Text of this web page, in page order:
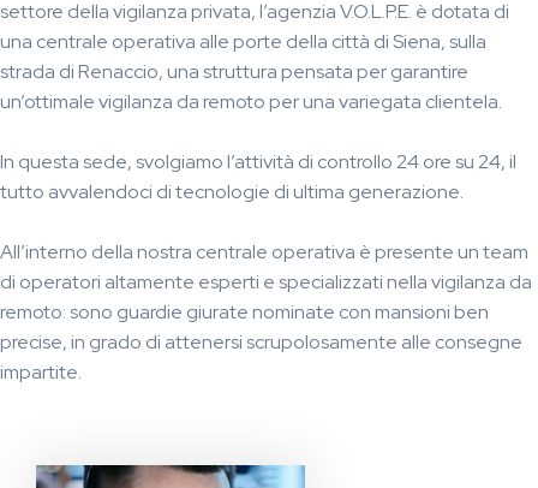
settore della vigilanza privata, l’agenzia V.O.L.P.E. è dotata di
una centrale operativa alle porte della città di Siena, sulla
strada di Renaccio, una struttura pensata per garantire
un’ottimale vigilanza da remoto per una variegata clientela.
In questa sede, svolgiamo l’attività di controllo 24 ore su 24, il
tutto avvalendoci di tecnologie di ultima generazione.
All’interno della nostra centrale operativa è presente un team
di operatori altamente esperti e specializzati nella vigilanza da
remoto: sono guardie giurate nominate con mansioni ben
precise, in grado di attenersi scrupolosamente alle consegne
impartite.